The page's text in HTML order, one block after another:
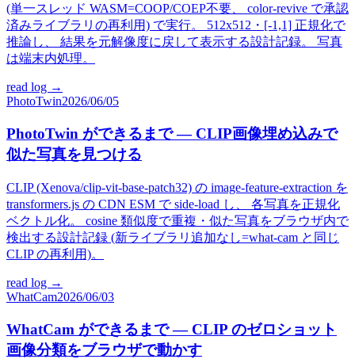
(単一スレッド WASM=COOP/COEP不要、 color-revive で承認
済みライブラリの再利用) で実行。 512x512・[-1,1] 正規化で
推論し、 結果を元解像度に戻して表示する設計記録。 写真
は端末内処理。
read log →
PhotoTwin2026/06/05
PhotoTwin ができるまで — CLIP画像埋め込みで
似た写真を見つける
CLIP (Xenova/clip-vit-base-patch32) の image-feature-extraction を
transformers.js の CDN ESM で side-load し、 各写真を正規化
ベクトル化。 cosine 類似度で重複・似た写真をブラウザ内で
検出する設計記録 (新ライブラリ追加なし=what-cam と同じ
CLIP の再利用)。
read log →
WhatCam2026/06/03
WhatCam ができるまで — CLIP のゼロショット
画像分類をブラウザで動かす